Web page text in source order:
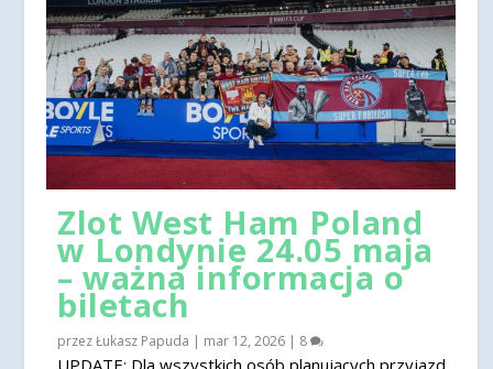
Zlot West Ham Poland
w Londynie 24.05 maja
– ważna informacja o
biletach
przezŁukasz Papuda | mar 12, 2026 | 8
UPDATE: Dla wszystkich osób planujących przyjazd